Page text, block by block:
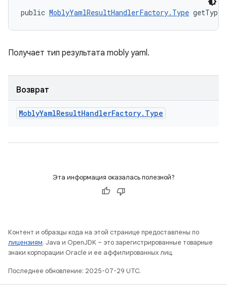
public MoblyYamlResultHandlerFactory.Type
Получает тип результата mobly yaml.
Возврат
MoblyYamlResultHandlerFactory. Type
Эта информация оказалась полезной?
Контент и образцы кода на этой странице предоставлены по
лицензиям. Java и OpenJDK – это зарегистрированные товарные
знаки корпорации Oracle и ее аффилированных лиц.
Последнее обновление: 2025-07-29 UTC.